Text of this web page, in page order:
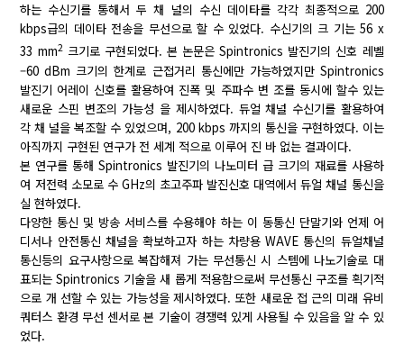
하는 수신기를 통해서 두 채 널의 수신 데이타를 각각 최종적으로 200
kbps급의 데이타 전송을 무선으로 할 수 있었다. 수신기의 크 기는 56 x
33 mm2크기로 구현되었다. 본 논문은 Spintronics 발진기의 신호 레벨
–60 dBm 크기의 한계로 근접거리 통신에만 가능하였지만 Spintronics
발진기 어레이 신호를 활용하여 진폭 및 주파수 변 조를 동시에 할수 있는
새로운 스핀 변조의 가능성 을 제시하였다. 듀얼 채널 수신기를 활용하여
각 채 널을 복조할 수 있었으며, 200 kbps 까지의 통신을 구현하였다. 이는
아직까지 구현된 연구가 전 세계 적으로 이루어 진 바 없는 결과이다.
본 연구를 통해 Spintronics 발진기의 나노미터 급 크기의 재료를 사용하
여 저전력 소모로 수 GHz의 초고주파 발진신호 대역에서 듀얼 채널 통신을
실 현하였다.
다양한 통신 및 방송 서비스를 수용해야 하는 이 동통신 단말기와 언제 어
디서나 안전통신 채널을 확보하고자 하는 차량용 WAVE 통신의 듀얼채널
통신등의 요구사항으로 복잡해져 가는 무선통신 시 스템에 나노기술로 대
표되는 Spintronics 기술을 새 롭게 적용함으로써 무선통신 구조를 획기적
으로 개 선할 수 있는 가능성을 제시하였다. 또한 새로운 접 근의 미래 유비
쿼터스 환경 무선 센서로 본 기술이 경쟁력 있게 사용될 수 있음을 알 수 있
었다.